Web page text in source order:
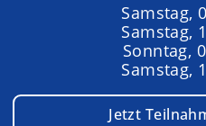
Samstag,
Samstag,
Sonntag,
Samstag,
Jetzt